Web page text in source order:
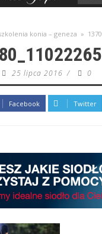
konia – geneza »
25 lipca 2016 / 0
Facebook Twitter